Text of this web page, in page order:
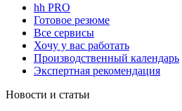
hh PRO
Готовое резюме
Все сервисы
Хочу у вас работать
Производственный календарь
Экспертная рекомендация
Новости и статьи